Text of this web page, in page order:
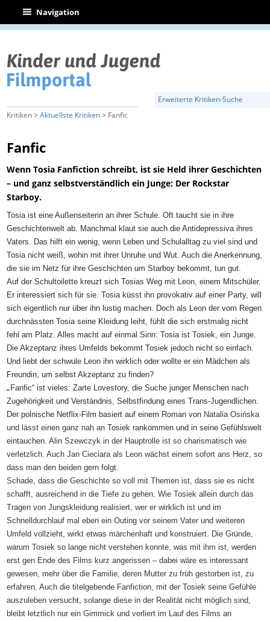
| Navigation
Erweiterte Kritiken-Suche
Kritiken >Aktuellste Kritiken> Fanfic
Fanfic
Wenn Tosia Fanfiction schreibt, ist sie Held ihrer Geschichten
– und ganz selbstverständlich ein Junge: Der Rockstar
Starboy.
Tosia ist eine Außenseiterin an ihrer Schule. Oft taucht sie in ihre
Geschichtenwelt ab. Manchmal klaut sie auch die Antidepressiva ihres
Vaters. Das hilft ein wenig, wenn Leben und Schulalltag zu viel sind und
Tosia nicht weiß, wohin mit ihrer Unruhe und Wut. Auch die Anerkennung,
die sie im Netz für ihre Geschichten um Starboy bekommt, tun gut.
Auf der Schultoilette kreuzt sich Tosias Weg mit Leon, einem Mitschüler.
Er interessiert sich für sie. Tosia küsst ihn provokativ auf einer Party, will
sich eigentlich nur über ihn lustig machen. Doch als Leon der vom Regen
durchnässten Tosia seine Kleidung leiht, fühlt die sich erstmalig nicht
fehl am Platz. Alles macht auf einmal Sinn: Tosia ist Tosiek, ein Junge.
Die Akzeptanz ihres Umfelds bekommt Tosiek jedoch nicht so einfach.
Und liebt der schwule Leon ihn wirklich oder wollte er ein Mädchen als
Freundin, um selbst Akzeptanz zu finden?
„ Fanfic“ ist vieles: Zarte Lovestory, die Suche junger Menschen nach
Zugehörigkeit und Verständnis, Selbstfindung eines Trans-Jugendlichen.
Der polnische Netflix-Film basiert auf einem Roman von Natalia Osińska
und lässt einen ganz nah an Tosiek rankommen und in seine Gefühlswelt
eintauchen.Alin Szewczyk in der Hauptrolle ist so charismatisch wie
verletzlich. Auch Jan Cieciara als Leon wächst einem sofort ans Herz, so
dass man den beiden gern folgt.
Schade, dass die Geschichte so voll mit Themen ist, dass sie es nicht
schafft, ausreichend in die Tiefe zu gehen. Wie Tosiek allein durch das
Tragen von Jungskleidung realisiert, wer er wirklich ist und im
Schnelldurchlauf mal eben ein Outing vor seinem Vater und weiteren
Umfeld vollzieht, wirkt etwas märchenhaft und konstruiert. Die Gründe,
warum Tosiek so lange nicht verstehen konnte, was mit ihm ist, werden
erst gen Ende des Films kurz angerissen – dabei wäre es interessant
gewesen, mehr über die Familie, deren Mutter zu früh gestorben ist, zu
erfahren. Auch die titelgebende Fanfiction, mit der Tosiek seine Gefühle
auszuleben versucht, solange diese in der Realität nicht möglich sind,
bleibt letztlich nur ein Gimmick und verliert im Lauf des Films an